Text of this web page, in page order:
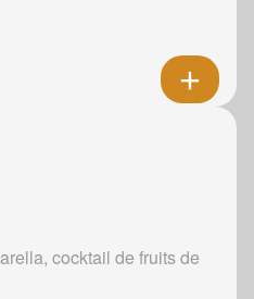
cocktail de fruits de